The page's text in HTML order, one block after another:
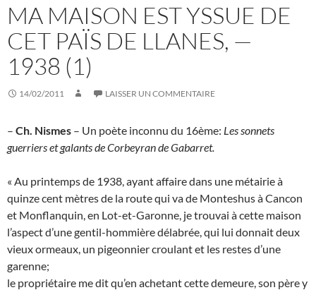
MA MAISON EST YSSUE DE
CET PAÏS DE LLANES, —
1938 (1)
14/02/2011 LAISSER UN COMMENTAIRE
– Ch. Nismes – Un poète inconnu du 16ème: Les sonnets
guerriers et galants de Corbeyran de Gabarret.
« Au printemps de 1938, ayant affaire dans une métairie à
quinze cent mètres de la route qui va de Monteshus à Cancon
et Monflanquin, en Lot-et-Garonne, je trouvai à cette maison
l’aspect d’une gentil-hommière délabrée, qui lui donnait deux
vieux ormeaux, un pigeonnier croulant et les restes d’une
garenne;
le propriétaire me dit qu’en achetant cette demeure, son père y